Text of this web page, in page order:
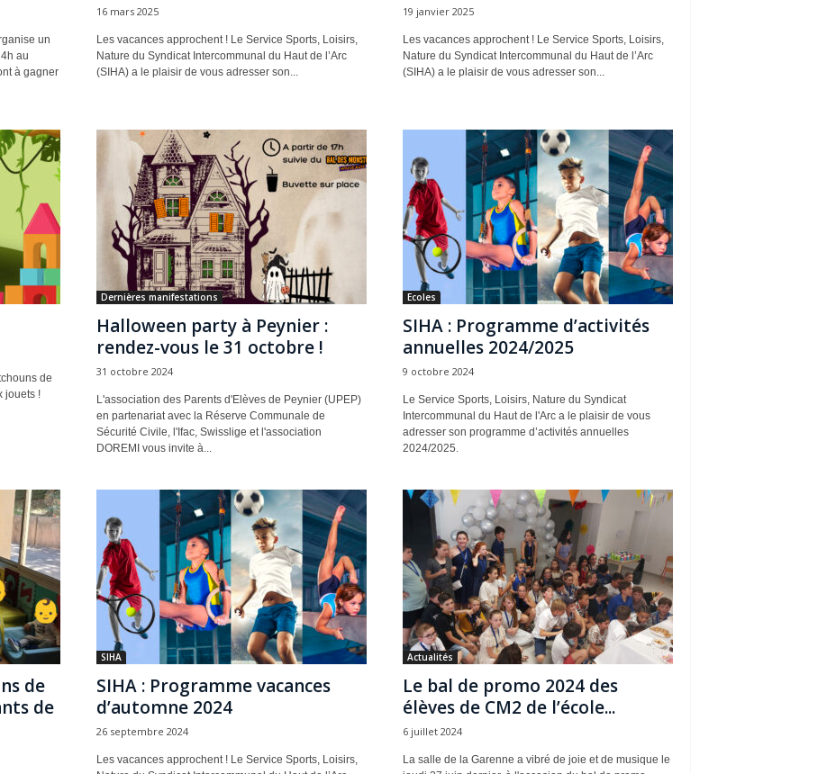
un
au
à gagner
16 mars 2025
Les vacances approchent ! Le Service Sports, Loisirs,
Nature du Syndicat Intercommunal du Haut de l’Arc
(SIHA) a le plaisir de vous adresser son...
19 janvier 2025
Les vacances approchent ! Le Service Sports, Loisirs,
Nature du Syndicat Intercommunal du Haut de l’Arc
(SIHA) a le plaisir de vous adresser son...
de
jouets !
Dernières manifestations
Halloween party à Peynier :
rendez-vous le 31 octobre !
31 octobre 2024
L'association des Parents d'Elèves de Peynier (UPEP)
en partenariat avec la Réserve Communale de
Sécurité Civile, l'Ifac, Swisslige et l'association
DOREMI vous invite à...
Ecoles
SIHA : Programme d’activités
annuelles 2024/2025
9 octobre 2024
Le Service Sports, Loisirs, Nature du Syndicat
Intercommunal du Haut de l'Arc a le plaisir de vous
adresser son programme d’activités annuelles
2024/2025.
de
de
SIHA
SIHA : Programme vacances
d’automne 2024
26 septembre 2024
Les vacances approchent ! Le Service Sports, Loisirs,
Actualités
Le bal de promo 2024 des
élèves de CM2 de l’école...
6 juillet 2024
La salle de la Garenne a vibré de joie et de musique le